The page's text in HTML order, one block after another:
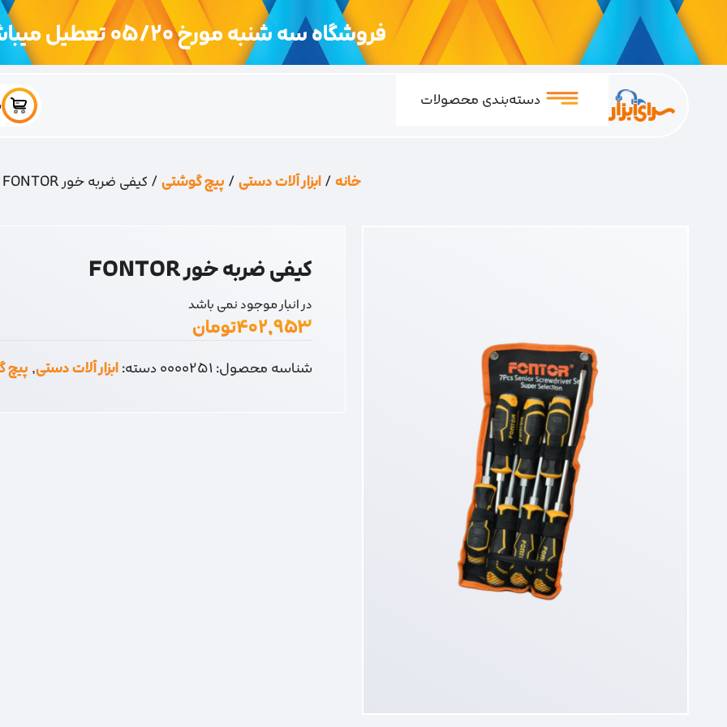
فروشگاه سه شنبه مورخ 05/20 تعطیل میباشد
دسته‌بندی محصولات
خانه/ابزار آلات دستی/ پیچ گوشتی/ کیفی ضربه خور FONTOR
کیفی ضربه خور FONTOR
در انبار موجود نمی باشد
۴۰۲,۹۵۳تومان
شناسه محصول: 0000251دسته:ابزار آلات دستی, پیچ